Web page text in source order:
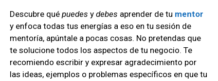
Descubre qué puedes y debes aprender de tu mentor
y enfoca todas tus energías a eso en tu sesión de
mentoría, apúntale a pocas cosas. No pretendas que
te solucione todos los aspectos de tu negocio. Te
recomiendo escribir y expresar agradecimiento por
las ideas, ejemplos o problemas específicos en que tu